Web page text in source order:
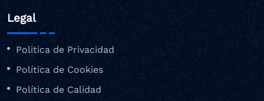
Legal
Politica de Privacidad
Política de Cookies
Política de Calidad